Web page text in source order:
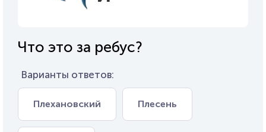
Что это за ребус?
Варианты ответов:
Плехановский Плесень